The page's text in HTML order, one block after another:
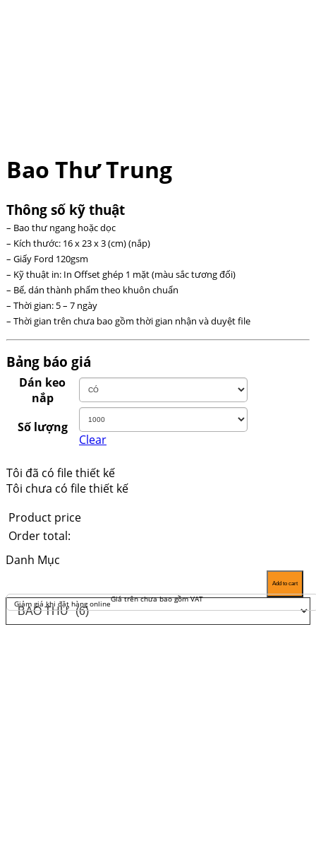
Bao Thư Trung
Thông số kỹ thuật
– Bao thư ngang hoặc dọc
– Kích thước: 16 x 23 x 3 (cm) (nắp)
– Giấy Ford 120gsm
– Kỹ thuật in: In Offset ghép 1 mặt (màu sắc tương đối)
– Bế, dán thành phẩm theo khuôn chuẩn
– Thời gian: 5 – 7 ngày
– Thời gian trên chưa bao gồm thời gian nhận và duyệt file
Bảng báo giá
Dán keo
nắp
Số lượng
Clear
Tôi đã có file thiết kế
Tôi chưa có file thiết kế
Product price
Order total:
Add to cart
Danh Mục